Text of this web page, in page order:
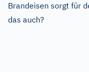
Brandeisen sorgt für
das auch?